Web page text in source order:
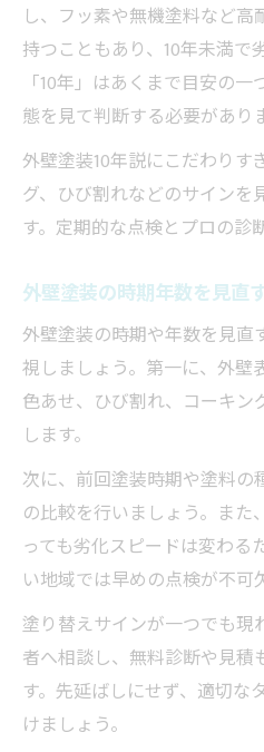
し、フッ素や無機塗料など高
持つこともあり、10年未満で
「10年」はあくまで目安の
態を見て判断する必要があり
外壁塗装10年説にこだわりす
グ、ひび割れなどのサインを
す。定期的な点検とプロの診
外壁塗装の時期年数を見直
外壁塗装の時期や年数を見
視しましょう。第一に、外壁
色あせ、ひび割れ、コーキ
します。
次に、前回塗装時期や塗料の
の比較を行いましょう。また
っても劣化スピードは変わ
い地域では早めの点検が不可
塗り替えサインが一つでも現
者へ相談し、無料診断や見積
す。先延ばしにせず、適切な
けましょう。